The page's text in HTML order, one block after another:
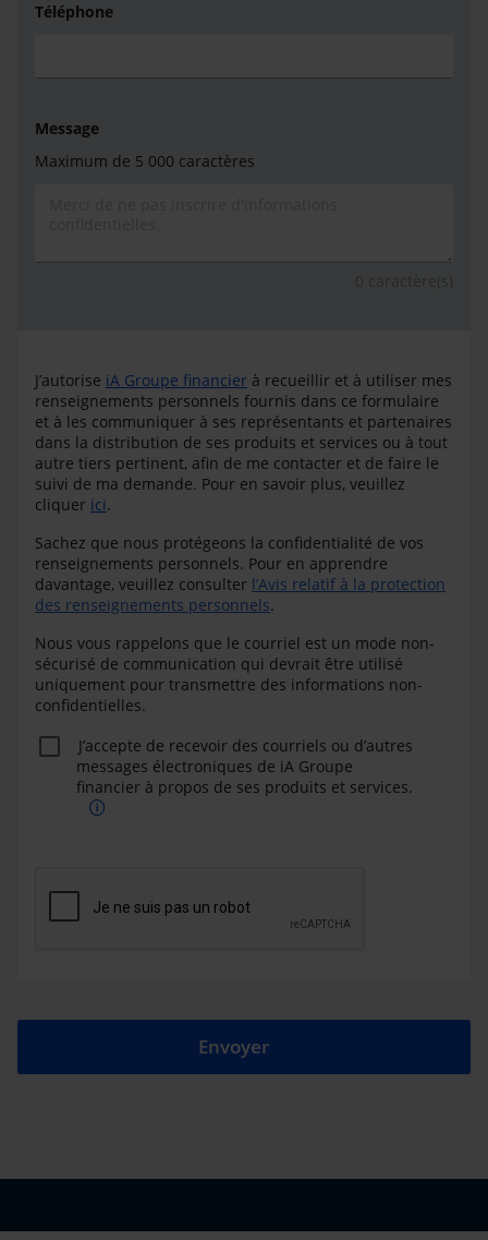
Téléphone
Message
Maximum de 5 000 caractères
J’autorise iA Groupe financier à recueillir et à utiliser mes
renseignements personnels fournis dans ce formulaire
et à les communiquer à ses représentants et partenaires
dans la distribution de ses produits et services ou à tout
autre tiers pertinent, afin de me contacter et de faire le
suivi de ma demande. Pour en savoir plus, veuillez
cliquer ici.
Sachez que nous protégeons la confidentialité de vos
renseignements personnels. Pour en apprendre
davantage, veuillez consulter l’Avis relatif à la protection
des renseignements personnels.
Nous vous rappelons que le courriel est un mode non-
sécurisé de communication qui devrait être utilisé
uniquement pour transmettre des informations non-
confidentielles.
messages électroniques de iA Groupe
financier à propos de ses produits et services.
Envoyer